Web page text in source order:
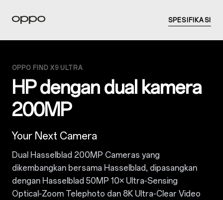
SPESIFIKASI
OPPO FIND X9 ULTRA
HP dengan dual kamera
200MP
Your Next Camera
Dual Hasselblad 200MP Cameras yang
dikembangkan bersama Hasselblad, dipasangkan
dengan Hasselblad 50MP 10× Ultra‑Sensing
Optical‑Zoom Telephoto dan 8K Ultra‑Clear Video